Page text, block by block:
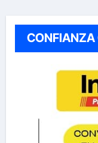
CONFIANZA